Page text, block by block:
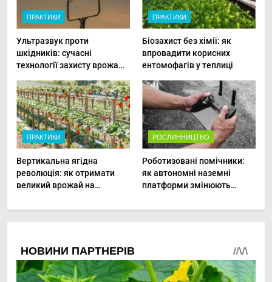
ПРАКТИКИ
Ультразвук проти
шкідників: сучасні
технології захисту врожаю
ПРАКТИКИ
Біозахист без хімії: як
впровадити корисних
ентомофагів у теплиці
ПРАКТИКИ
Вертикальна ягідна
революція: як отримати
великий врожай на
РОСЛИННИЦТВО
Роботизовані помічники:
як автономні наземні
платформи змінюють
овочами